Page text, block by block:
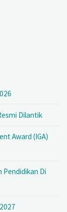
Dilantik
Award (IGA)
Pendidikan Di